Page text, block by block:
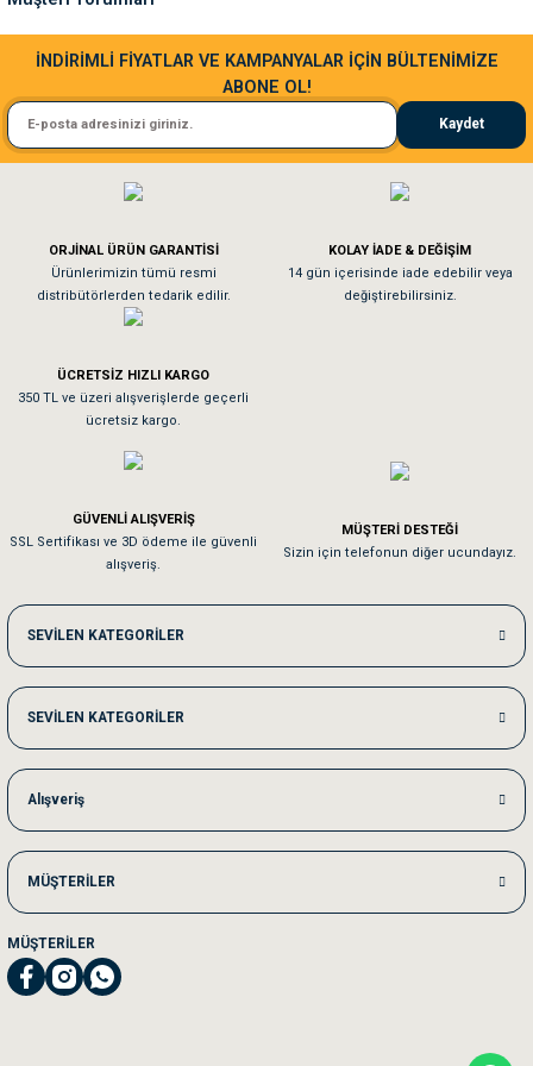
Gönder
Sa**** Ta******
Kedim taze mamaya bayıldı kargo fimrasın da bir sorun yaşadım ve arkadaşlar
El**** Ek******
Köpeğim bayıldı hediyeler için teşekkürler
As**** Tu******
Tavşanım kafesinin kalitesine ve paketlemesine bayıldım
Sa**** On******
Kedilerim beğeniyorlar. Memnunuz. Uygun fiyatta olması iyi.
Me***** Ya******
Akşam verdiğim sipariş bir sonraki gün elime ulaştı. Jack russell köpeğim
Ka***** Ar******
Ufak bir sorun harici sorun olmadı sağolsunlar onuda hemen çözdüler
İNDİRİMLİ FİYATLAR VE KAMPANYALAR İÇİN BÜLTENİMİZE
ABONE OL!
Kaydet
ORJİNAL ÜRÜN GARANTİSİ
Ürünlerimizin tümü resmi
distribütörlerden tedarik edilir.
KOLAY İADE & DEĞİŞİM
14 gün içerisinde iade edebilir veya
değiştirebilirsiniz.
ÜCRETSİZ HIZLI KARGO
350 TL ve üzeri alışverişlerde geçerli
ücretsiz kargo.
GÜVENLİ ALIŞVERİŞ
SSL Sertifikası ve 3D ödeme ile güvenli
alışveriş.
MÜŞTERİ DESTEĞİ
Sizin için telefonun diğer ucundayız.
SEVİLEN KATEGORİLER
SEVİLEN KATEGORİLER
Alışveriş
MÜŞTERİLER
MÜŞTERİLER